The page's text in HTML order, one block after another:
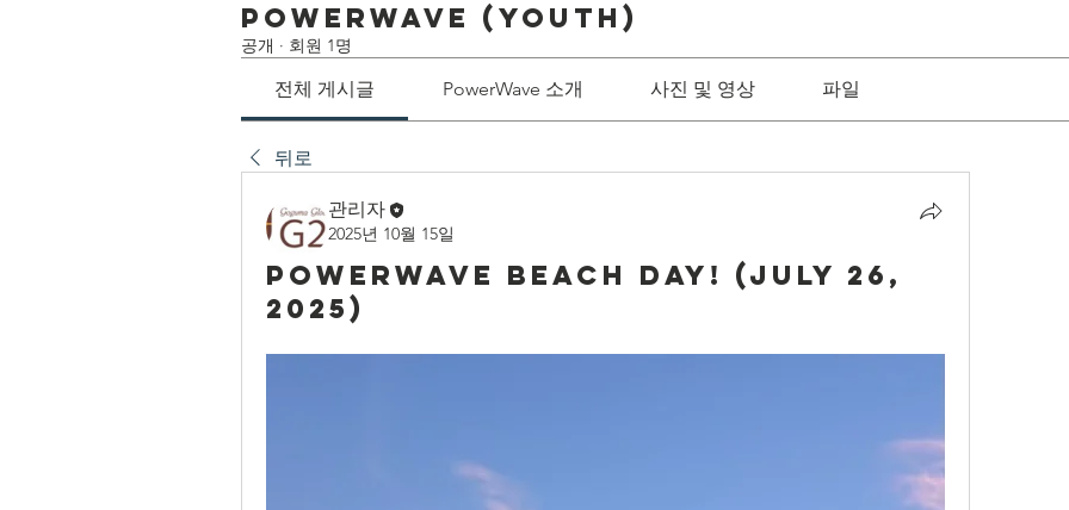
PowerWave (Youth)
공개 · 회원 1명
전체 게시글 PowerWave 소개 사진 및 영상 파일
뒤로
관리자
2025년 10월 15일
PowerWave Beach Day! (July 26,
2025)